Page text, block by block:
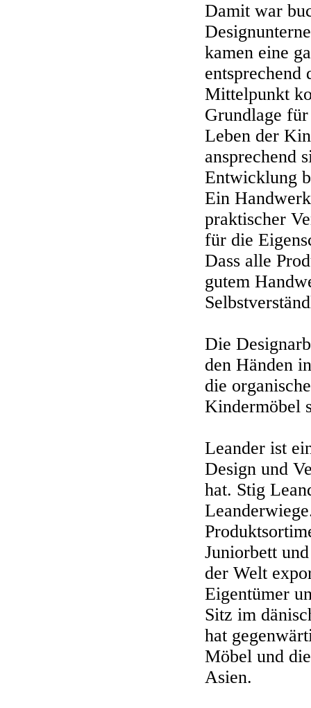
Damit war
kamen eine
Mittelpunkt
Grundlage
Leben der
ansprechend
Entwicklung
Ein
praktischer
für die
Dass alle
gutem
Die
den Händen
die
Kindermöbel
Leander ist
Design und
hat. Stig
Juniorbett
der Welt
Eigentümer
Sitz im
hat
Möbel und
Asien.